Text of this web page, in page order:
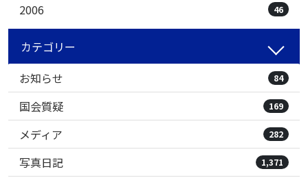
2006 46
カテゴリー
お知らせ
84
国会質疑 169
メディア 282
写真日記 1,371